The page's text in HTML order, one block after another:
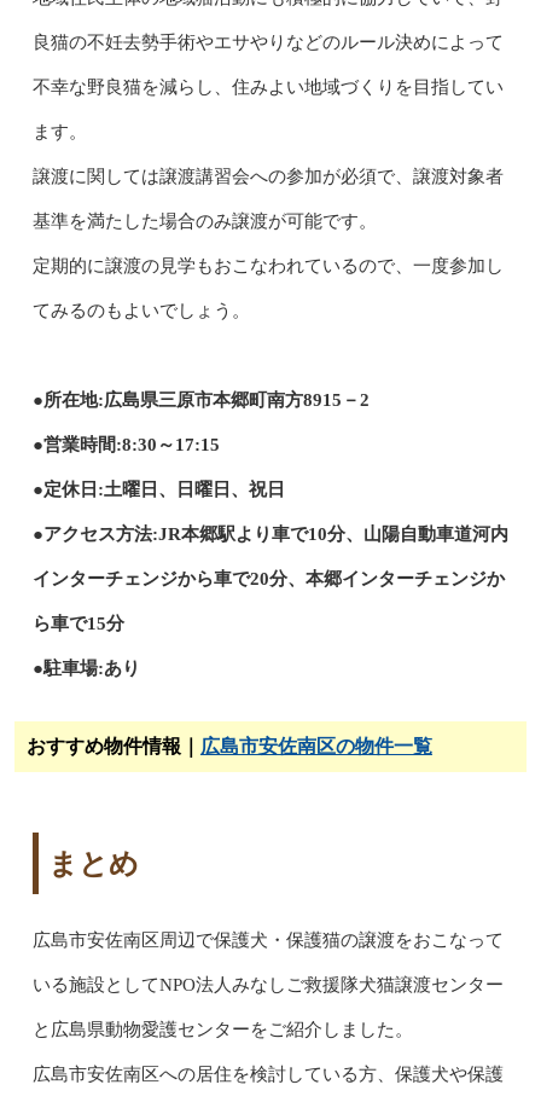
良猫の不妊去勢手術やエサやりなどのルール決めによって
不幸な野良猫を減らし、住みよい地域づくりを目指してい
ます。
譲渡に関しては譲渡講習会への参加が必須で、譲渡対象者
基準を満たした場合のみ譲渡が可能です。
定期的に譲渡の見学もおこなわれているので、一度参加し
てみるのもよいでしょう。
●所在地:広島県三原市本郷町南方8915－2
●営業時間:8:30～17:15
●定休日:土曜日、日曜日、祝日
●アクセス方法:JR本郷駅より車で10分、山陽自動車道河内
インターチェンジから車で20分、本郷インターチェンジか
ら車で15分
●駐車場:あり
おすすめ物件情報｜ 広島市安佐南区の物件一覧
まとめ
広島市安佐南区周辺で保護犬・保護猫の譲渡をおこなって
いる施設としてNPO法人みなしご救援隊犬猫譲渡センター
と広島県動物愛護センターをご紹介しました。
広島市安佐南区への居住を検討している方、保護犬や保護